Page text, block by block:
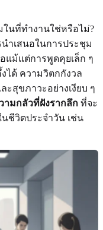
นที่ทำงานใช่หรือไม่?
ำเสนอในการประชุม
แม้แต่การพูดคุยเล็ก ๆ
ได้ ความวิตกกังวล
สุขภาวะอย่างเงียบ ๆ
ามกลัวที่ฝังรากลึก ที่จะ
ชีวิตประจำวัน เช่น